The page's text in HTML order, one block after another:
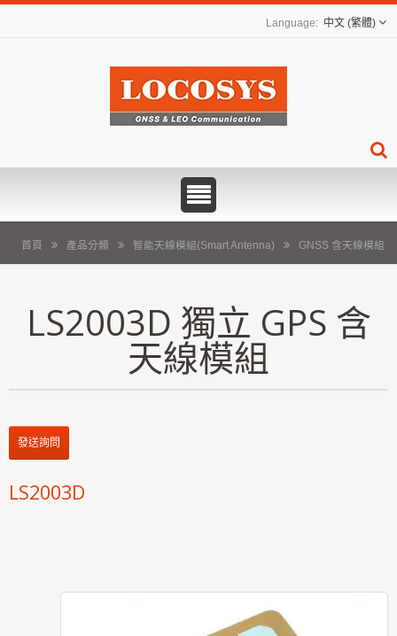
中文 (繁體)
首頁 產品分類 智能天線模組(Smart Antenna) GNSS 含天線模組
LS2003D 獨立 GPS 含
天線模組
發送詢問
LS2003D